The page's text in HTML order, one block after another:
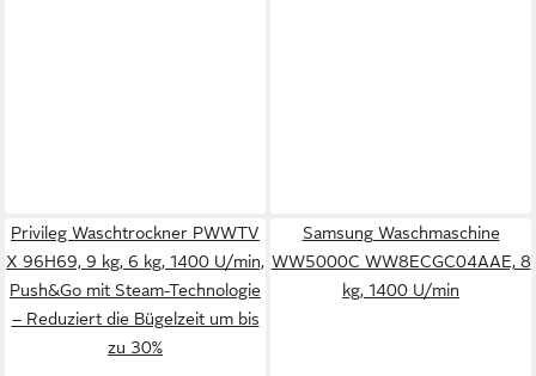
Privileg Waschtrockner PWWTV
X 96H69, 9 kg, 6 kg, 1400 U/min,
Push&Go mit Steam-Technologie
– Reduziert die Bügelzeit um bis
zu 30%
Samsung Waschmaschine
WW5000C WW8ECGC04AAE, 8
kg, 1400 U/min